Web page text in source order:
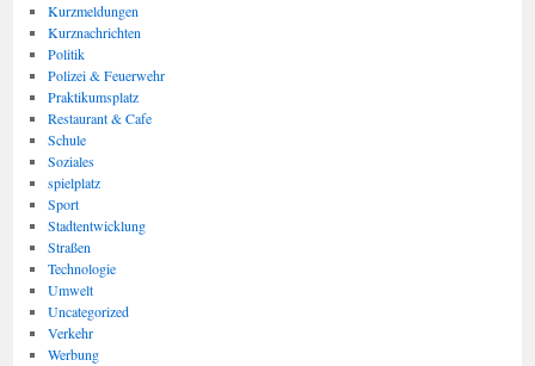
Kurzmeldungen
Kurznachrichten
Politik
Polizei & Feuerwehr
Praktikumsplatz
Restaurant & Cafe
Schule
Soziales
spielplatz
Sport
Stadtentwicklung
Straßen
Technologie
Umwelt
Uncategorized
Verkehr
Werbung